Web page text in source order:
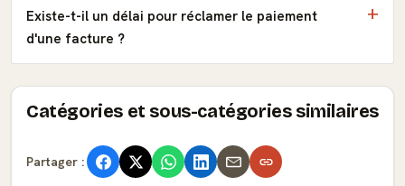
Existe-t-il un délai pour réclamer le paiement
d'une facture ?
Catégories et sous-catégories similaires
Partager :